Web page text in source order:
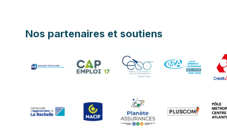
Nos partenaires et soutiens